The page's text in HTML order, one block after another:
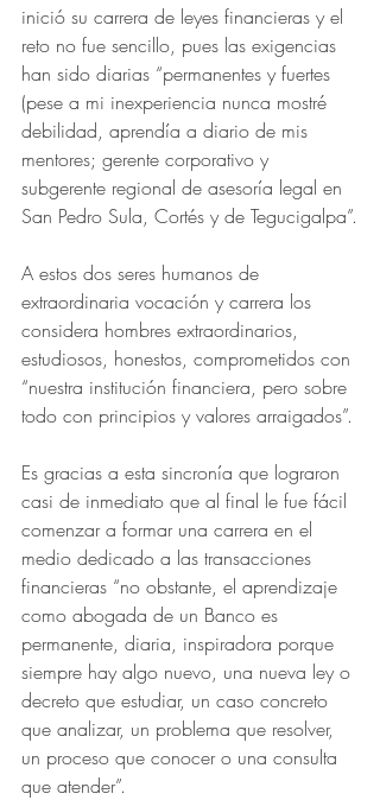
inició su carrera de leyes financieras y el
reto no fue sencillo, pues las exigencias
han sido diarias “permanentes y fuertes
(pese a mi inexperiencia nunca mostré
debilidad, aprendía a diario de mis
mentores; gerente corporativo y
subgerente regional de asesoría legal en
San Pedro Sula, Cortés y de Tegucigalpa”.
A estos dos seres humanos de
extraordinaria vocación y carrera los
considera hombres extraordinarios,
estudiosos, honestos, comprometidos con
“nuestra institución financiera, pero sobre
todo con principios y valores arraigados”.
Es gracias a esta sincronía que lograron
casi de inmediato que al final le fue fácil
comenzar a formar una carrera en el
medio dedicado a las transacciones
financieras “no obstante, el aprendizaje
como abogada de un Banco es
permanente, diaria, inspiradora porque
siempre hay algo nuevo, una nueva ley o
decreto que estudiar, un caso concreto
que analizar, un problema que resolver,
un proceso que conocer o una consulta
que atender”.